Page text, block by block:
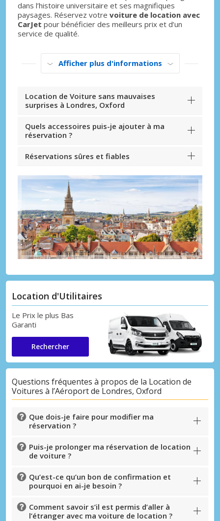
dans l’histoire universitaire et ses magnifiques
paysages. Réservez votre voiture de location avec
CarJet pour bénéficier des meilleurs prix et d’un
service de qualité.
Afficher plus d'informations
Location de Voiture sans mauvaises
surprises à Londres, Oxford
Quels accessoires puis-je ajouter à ma
réservation ?
Réservations sûres et fiables
Location d'Utilitaires
Le Prix le plus Bas
Garanti
Rechercher
Questions fréquentes à propos de la Location de
Voitures à l’Aéroport de Londres, Oxford
Que dois-je faire pour modifier ma
réservation ?
Puis-je prolonger ma réservation de location
de voiture ?
Qu’est-ce qu’un bon de confirmation et
pourquoi en ai-je besoin ?
Comment savoir s’il est permis d’aller à
l’étranger avec ma voiture de location ?